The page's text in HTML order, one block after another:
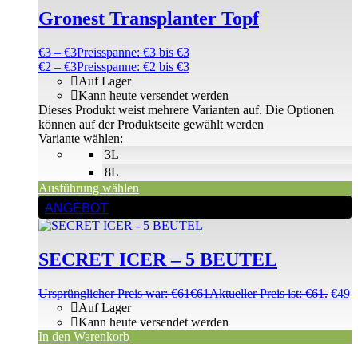
Gronest Transplanter Topf
€3 –€3Preisspanne: €3 bis €3
€2 – €3Preisspanne: €2 bis €3
3L
8L
Auf Lager
Kann heute versendet werden
Variante wählen:
Ausführung wählen
Dieses Produkt weist mehrere Varianten auf. Die Optionen
können auf der Produktseite gewählt werden
ANGEBOT
SECRET ICER – 5 BEUTEL
Ursprünglicher Preis war: €61€61Aktueller Preis ist: €61. €49
Auf Lager
Kann heute versendet werden
In den Warenkorb